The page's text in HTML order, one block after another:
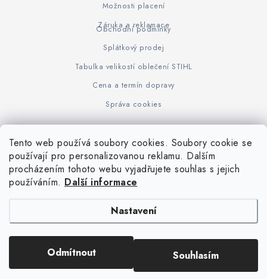
Tento web používá soubory cookies. Soubory cookie se
používají pro personalizovanou reklamu. Dalším
procházením tohoto webu vyjadřujete souhlas s jejich
používáním. Další informace
Nastavení
Odmítnout Souhlasím
Možnosti placení
Záruka a reklamace
Obchodní podmínky
Splátkový prodej
Tabulka velikostí oblečení STIHL
Cena a termín dopravy
Správa cookies
www.KOVOJUHASZ.cz Výrobce STIHL STIHL Timbersport
Vytvořil Shoptet
iPloty.cz - PLETIVA A NÁŘADÍ. Všechna práva vyhrazena.
Upravit nastavení cookies